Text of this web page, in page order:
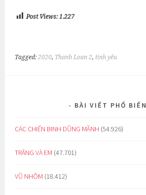
Post Views: 1.227
Tagged:2020, Thanh Loan 2, tình yêu
BÀI VIẾT PHỔ BIẾN
CÁC CHIẾN BINH DŨNG MÃNH (54.926)
TRĂNG VÀ EM (47.701)
VŨ NHÔM (18.412)